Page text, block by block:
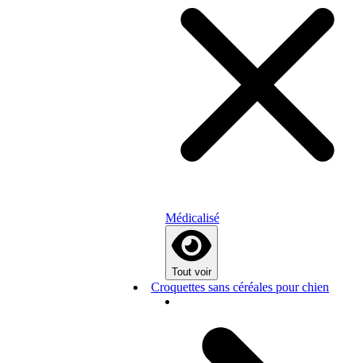
Médicalisé
Tout voir
Croquettes sans céréales pour chien